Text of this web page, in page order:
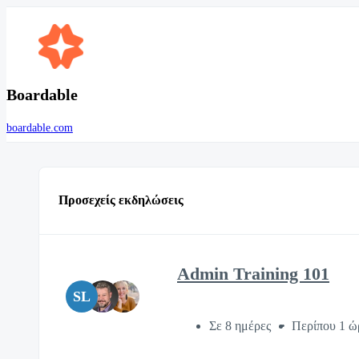
Boardable
boardable.com
Προσεχείς εκδηλώσεις
SL
Admin Training 101
Σε 8 ημέρες Περίπου 1